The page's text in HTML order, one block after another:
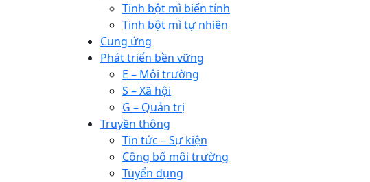
Tinh bột mì biến tính
Tinh bột mì tự nhiên
Cung ứng
Phát triển bền vững
E – Môi trường
S – Xã hội
G – Quản trị
Truyền thông
Tin tức – Sự kiện
Công bố môi trường
Tuyển dụng